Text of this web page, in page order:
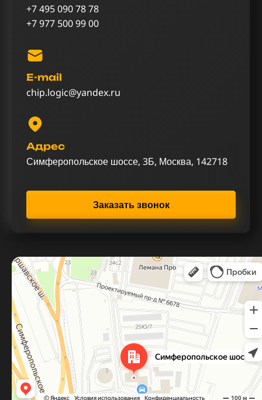
+7 495 090 78 78
+7 977 500 99 00
E-mail
chip.logic@yandex.ru
Адрес
Симферопольское шоссе, 3Б, Москва, 142718
Заказать звонок